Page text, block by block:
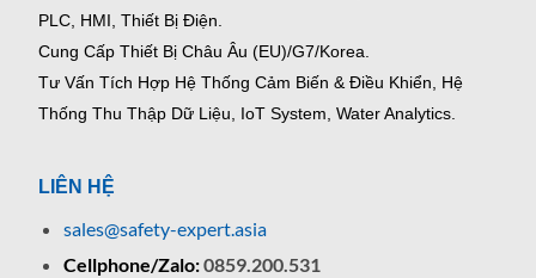
PLC, HMI, Thiết Bị Điện.
Cung Cấp Thiết Bị Châu Âu (EU)/G7/Korea.
Tư Vấn Tích Hợp Hệ Thống Cảm Biến & Điều Khiển, Hệ
Thống Thu Thập Dữ Liệu, IoT System, Water Analytics.
LIÊN HỆ
sales@safety-expert.asia
Cellphone/Zalo:0859.200.531